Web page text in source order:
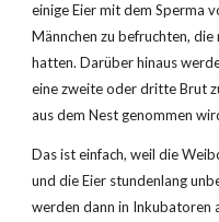
einige Eier mit dem Sperma
Männchen zu befruchten,
hatten. Darüber hinaus
eine zweite oder dritte Brut
aus dem Nest genommen
Das ist einfach, weil die
und die Eier stundenlang
werden dann in Inkubatoren